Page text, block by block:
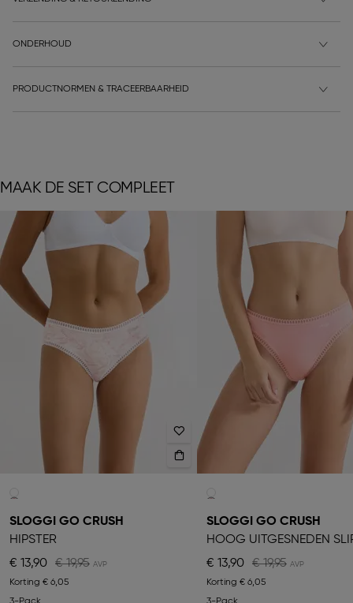
ONDERHOUD
PRODUCTNORMEN & TRACEERBAARHEID
MAAK DE SET COMPLEET
SLOGGI GO CRUSH
HIPSTER
€ 13,90
€ 19,95
Korting € 6,05
SLOGGI GO CRUSH
HOOG UITGESNEDEN
€ 13,90
€ 19,95
Korting € 6,05